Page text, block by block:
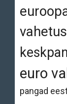
euro
pangad